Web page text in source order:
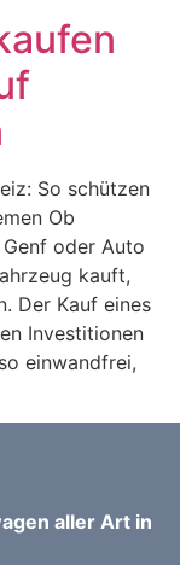
So schützen
Ob
oder Auto
kauft,
Der Kauf eines
Investitionen
einwandfrei,
aller Art in